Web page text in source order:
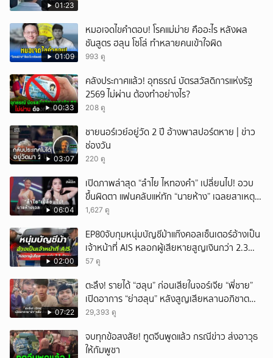
01:23
01:09
หมอเจดไขคำตอบ! โรคแม่ม่าย คืออะไร หลังผล
ชันสูตร ฮลุน โซโล่ ทำหลายคนเข้าใจผิด
993 ดู
00:33
คลังประกาศแล้ว! อุทธรณ์ บัตรสวัสดิการแห่งรัฐ
2569 ไม่ผ่าน ต้องทำอย่างไร?
208 ดู
03:07
ชายนอร์เวย์อยู่วัด 2 ปี อ้างพาสปอร์ตหาย | ข่าว
ช่องวัน
220 ดู
06:04
เปิดภาพล่าสุด “ลำไย ไหทองคำ” เปลี่ยนไป! อวบ
ขึ้นผิดตา แฟนคลับแห่ทัก “นายห้าง” เฉลยสาเหตุ
ชัด!
1,627 ดู
02:00
EP80จับกุมหนุ่มบัญชีม้าแก๊งคอลเซ็นเตอร์อ้างเป็น
เจ้าหน้าที่ AIS หลอกผู้เสียหายสูญเงินกว่า 2.3
ล้านบาท
57 ดู
07:22
ตะลึง! รายได้ “ฮลุน” ก่อนเสียในจอร์เจีย “พี่ชาย”
เปิดอาการ “ย่าฮลุน” หลังสูญเสียหลานอภิชาต
บุตร!
29,393 ดู
จบทุกข้อสงสัย! ทูตจีนพูดแล้ว กรณีข่าว ส่งอาวุธ
ให้กัมพูชา